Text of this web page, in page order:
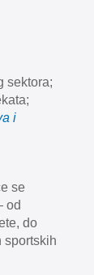
sektora;
i
se
od
do
sportskih